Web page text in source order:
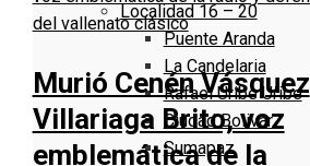
Localidad 16 – 20
Puente Aranda
La Candelaria
Rafael Uribe Uribe
Ciudad Bolivar
Sumapaz
Murió Cenén Vásquez
Villariaga Brito, voz
emblemática de la